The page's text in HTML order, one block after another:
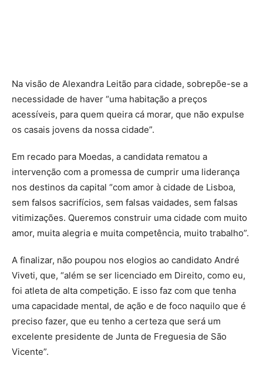
Na visão de Alexandra Leitão para cidade, sobrepõe-se a
necessidade de haver “uma habitação a preços
acessíveis, para quem queira cá morar, que não expulse
os casais jovens da nossa cidade”.
Em recado para Moedas, a candidata rematou a
intervenção com a promessa de cumprir uma liderança
nos destinos da capital “com amor à cidade de Lisboa,
sem falsos sacrifícios, sem falsas vaidades, sem falsas
vitimizações. Queremos construir uma cidade com muito
amor, muita alegria e muita competência, muito trabalho”.
A finalizar, não poupou nos elogios ao candidato André
Viveti, que, “além se ser licenciado em Direito, como eu,
foi atleta de alta competição. E isso faz com que tenha
uma capacidade mental, de ação e de foco naquilo que é
preciso fazer, que eu tenho a certeza que será um
excelente presidente de Junta de Freguesia de São
Vicente”.